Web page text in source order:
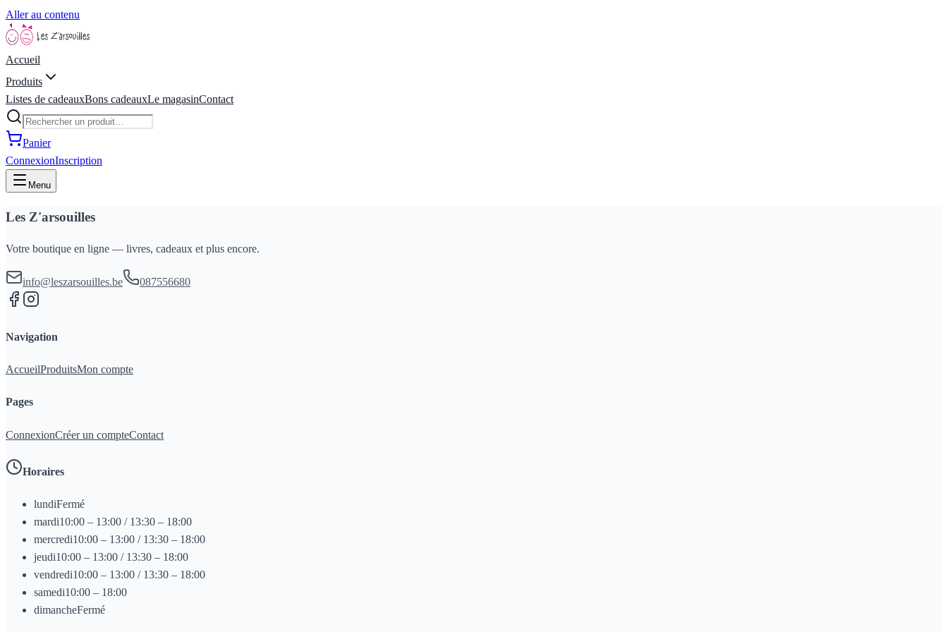
Aller au contenu
Accueil
Produits
Listes de cadeauxBons cadeauxLe magasinContact
Panier
ConnexionInscription
Menu
Les Z'arsouilles
Votre boutique en ligne — livres, cadeaux et plus encore.
info@leszarsouilles.be 087556680
Navigation
AccueilProduitsMon compte
Pages
ConnexionCréer un compteContact
Horaires
lundiFermé
mardi10:00 – 13:00 / 13:30 – 18:00
mercredi10:00 – 13:00 / 13:30 – 18:00
jeudi10:00 – 13:00 / 13:30 – 18:00
vendredi10:00 – 13:00 / 13:30 – 18:00
samedi10:00 – 18:00
dimancheFermé